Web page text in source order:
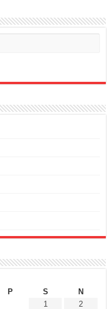
P S
N
1
2